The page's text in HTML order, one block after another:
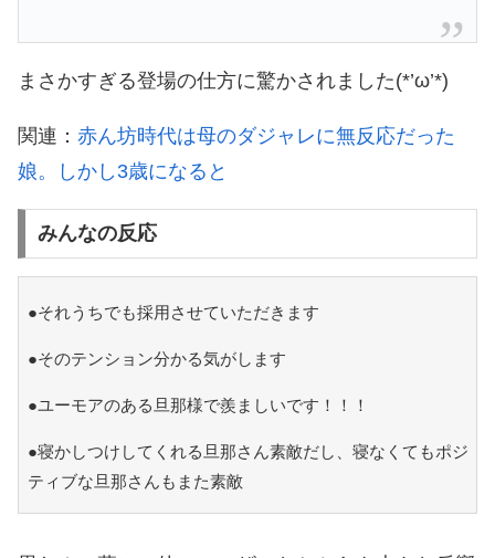
まさかすぎる登場の仕方に驚かされました(*’ω’*)
関連： 赤ん坊時代は母のダジャレに無反応だった
娘。しかし3歳になると
みんなの反応
●それうちでも採用させていただきます
●そのテンション分かる気がします
●ユーモアのある旦那様で羨ましいです！！！
●寝かしつけしてくれる旦那さん素敵だし、寝なくてもポジ
ティブな旦那さんもまた素敵